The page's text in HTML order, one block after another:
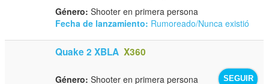
Género: Shooter en primera persona
Fecha de lanzamiento: Rumoreado/Nunca existió
Quake 2 XBLA X360
SEGUIR
Género: Shooter en primera persona